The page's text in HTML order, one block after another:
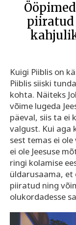
piiratud
Kuigi Piiblis on
Piiblis siiski
kohta. Näiteks
võime lugeda
päeval, siis ta ei
valgust. Kui aga
sest temas ei
ei ole Jeesuse
ringi kolamise
üldarusaama, et
piiratud ning
olukordadesse